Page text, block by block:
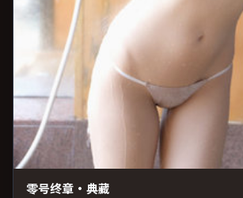
零号终章·典藏